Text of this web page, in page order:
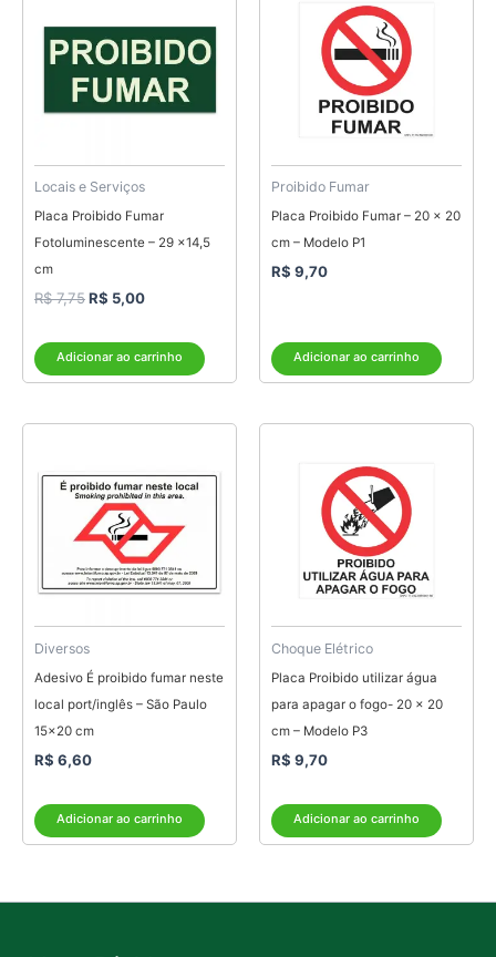
Locais e Serviços
Placa Proibido Fumar
Fotoluminescente – 29 x14,5
cm
R$7,75
era:
R$ 7,75.
R$ 5,00
é:
R$ 5,00.
Adicionar ao carrinho
Proibido Fumar
Placa Proibido Fumar – 20 x 20
cm – Modelo P1
R$ 9,70
Adicionar ao carrinho
Diversos
Adesivo É proibido fumar neste
local port/inglês – São Paulo
15×20 cm
R$ 6,60
Adicionar ao carrinho
Choque Elétrico
Placa Proibido utilizar água
para apagar o fogo- 20 x 20
cm – Modelo P3
R$ 9,70
Adicionar ao carrinho